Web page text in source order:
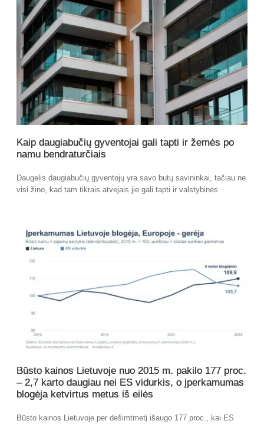
Kaip daugiabučių gyventojai gali tapti ir žemės po
namu bendraturčiais
Daugelis daugiabučių gyventojų yra savo butų savininkai, tačiau ne
visi žino, kad tam tikrais atvejais jie gali tapti ir valstybinės
Būsto kainos Lietuvoje nuo 2015 m. pakilo 177 proc.
– 2,7 karto daugiau nei ES vidurkis, o įperkamumas
blogėja ketvirtus metus iš eilės
Būsto kainos Lietuvoje per dešimtmetį išaugo 177 proc., kai ES